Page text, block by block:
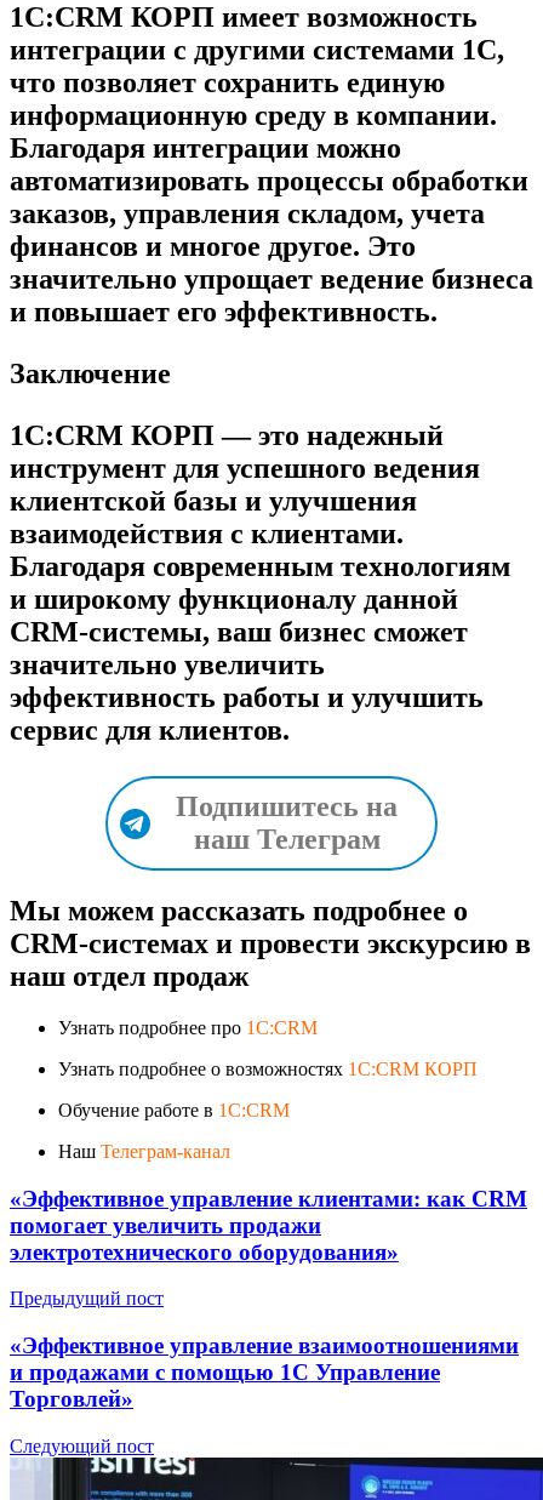
1C:CRM КОРП имеет возможность
интеграции с другими системами 1С,
что позволяет сохранить единую
информационную среду в компании.
Благодаря интеграции можно
автоматизировать процессы обработки
заказов, управления складом, учета
финансов и многое другое. Это
значительно упрощает ведение бизнеса
и повышает его эффективность.
Заключение
1C:CRM КОРП — это надежный
инструмент для успешного ведения
клиентской базы и улучшения
взаимодействия с клиентами.
Благодаря современным технологиям
и широкому функционалу данной
CRM-системы, ваш бизнес сможет
значительно увеличить
эффективность работы и улучшить
сервис для клиентов.
Подпишитесь на
наш Телеграм
Мы можем рассказать подробнее о
CRM-системах и провести экскурсию в
наш отдел продаж
Узнать подробнее про 1C:CRM
Узнать подробнее о возможностях 1C:CRM КОРП
Обучение работе в 1C:CRM
Наш Телеграм-канал
«Эффективное управление клиентами: как CRM
помогает увеличить продажи
электротехнического оборудования»
Предыдущий пост
«Эффективное управление взаимоотношениями
и продажами с помощью 1C Управление
Торговлей»
Следующий пост